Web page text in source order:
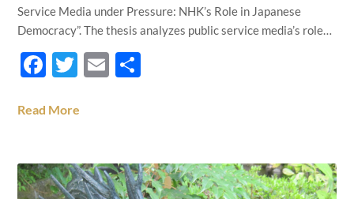
Service Media under Pressure: NHK’s Role in Japanese
Democracy”. The thesis analyzes public service media’s role…
Facebook
Twitter
Email
Read More